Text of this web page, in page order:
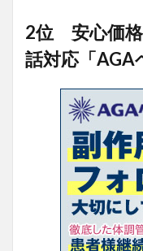
2位 安心価格
話対応「AGA